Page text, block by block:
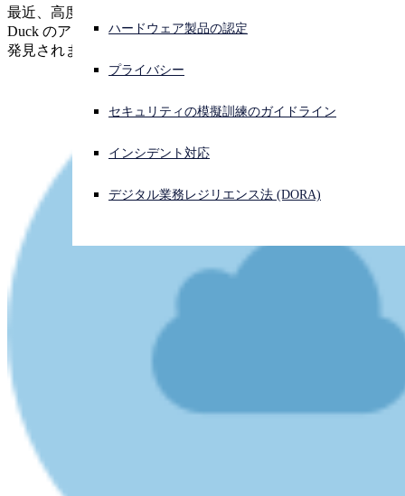
サイバー攻撃を受けている場合、連絡先はこちら
サインイン
ハードウェア製品の認定
プライバシー
セキュリティの模擬訓練のガイドライン
インシデント対応
デジタル業務レジリエンス法 (DORA)
最近、高度な暗号通貨マイニングマルウェアである Lemon
Duck のアップデートに ProxyLogon が追加されていることが
発見されました。